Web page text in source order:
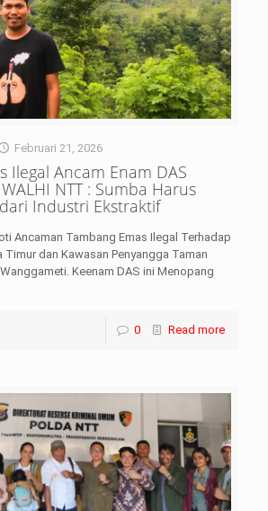
Februari 21, 2026
Ilegal Ancam Enam DAS
NTT : Sumba Harus
Industri Ekstraktif
Ancaman Tambang Emas Ilegal Terhadap
Timur dan Kawasan Penyangga Taman
Keenam DAS ini Menopang
0 Read more